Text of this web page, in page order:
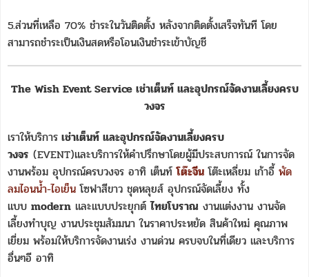
5.ส่วนที่เหลือ 70% ชำระในวันติดตั้ง หลังจากติดตั้งเสร็จทันที โดย
สามารถชำระเป็นเงินสดหรือโอนเงินชำระเข้าบัญชี
The Wish Event Service เช่าเต็นท์ และอุปกรณ์จัดงานเลี้ยงครบ
วงจร
เราให้บริการ เช่าเต็นท์ และอุปกรณ์จัดงานเลี้ยงครบ
วงจร (EVENT)และบริการให้คำปรึกษาโดยผู้มีประสบการณ์ ในการจัด
งานพร้อม อุปกรณ์ครบวงจร อาทิ เต็นท์โต๊ะจีน โต๊ะเหลี่ยม เก้าอี้ พัด
ลมไอนน้ำ-ไอเย็น โซฟาสีขาว ชุดหลุยส์ อุปกรณ์จัดเลี้ยง ทั้ง
แบบ modern และแบบประยุกต์ไทยโบราณ งานแต่งงาน งานจัด
เลี้ยงทำบุญ งานประชุมสัมมนา ในราคาประหยัด สินค้าใหม่ คุณภาพ
เยี่ยม พร้อมให้บริการจัดงานเร่ง งานด่วน ครบจบในที่เดียว และบริการ
อื่นๆอี อาทิ